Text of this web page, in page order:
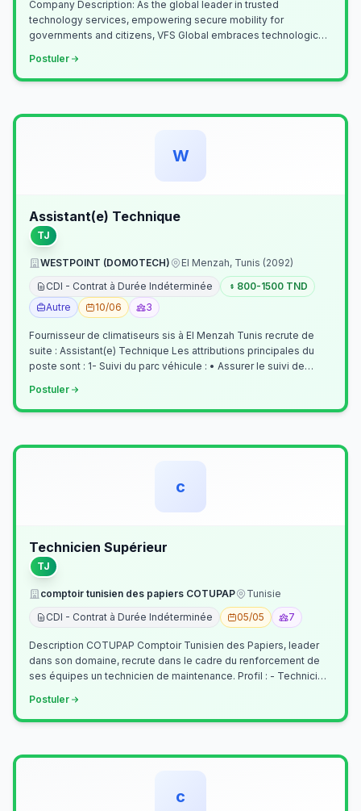
Company Description: As the global leader in trusted
technology services, empowering secure mobility for
governments and citizens, VFS Global embraces technological
Postuler
W
Assistant(e) Technique
TJ
WESTPOINT (DOMOTECH)
El Menzah, Tunis (2092)
CDI - Contrat à Durée Indéterminée
800-1500 TND
Autre
10/06 3
Fournisseur de climatiseurs sis à El Menzah Tunis recrute de
suite : Assistant(e) Technique Les attributions principales du
poste sont : 1- Suivi du parc véhicule : • Assurer le suivi de
Postuler
c
Technicien Supérieur
TJ
comptoir tunisien des papiers COTUPAP
Tunisie
CDI - Contrat à Durée Indéterminée
05/05 7
Description COTUPAP Comptoir Tunisien des Papiers, leader
dans son domaine, recrute dans le cadre du renforcement de
ses équipes un technicien de maintenance. Profil : - Technicien
Postuler
c